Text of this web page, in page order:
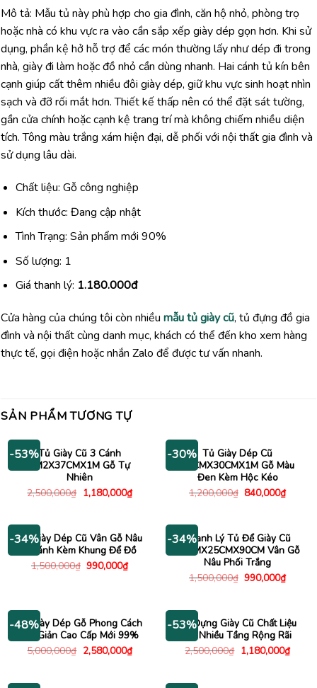
Mô tả: Mẫu tủ này phù hợp cho gia đình, căn hộ nhỏ, phòng trọ
hoặc nhà có khu vực ra vào cần sắp xếp giày dép gọn hơn. Khi sử
dụng, phần kệ hở hỗ trợ để các món thường lấy như dép đi trong
nhà, giày đi làm hoặc đồ nhỏ cần dùng nhanh. Hai cánh tủ kín bên
cạnh giúp cất thêm nhiều đôi giày dép, giữ khu vực sinh hoạt nhìn
sạch và đỡ rối mắt hơn. Thiết kế thấp nên có thể đặt sát tường,
gần cửa chính hoặc cạnh kệ trang trí mà không chiếm nhiều diện
tích. Tông màu trắng xám hiện đại, dễ phối với nội thất gia đình và
sử dụng lâu dài.
Chất liệu: Gỗ công nghiệp
Kích thước: Đang cập nhật
Tình Trạng: Sản phẩm mới 90%
Số lượng: 1
Giá thanh lý: 1.180.000đ
Cửa hàng của chúng tôi còn nhiều mẫu tủ giày cũ, tủ đựng đồ gia
đình và nội thất cùng danh mục, khách có thể đến kho xem hàng
thực tế, gọi điện hoặc nhắn Zalo để được tư vấn nhanh.
SẢN PHẨM TƯƠNG TỰ
-53%Tủ Giày Cũ 3 Cánh
1M2X37CMX1M Gỗ Tự
Nhiên
2,500,000₫ Giá
gốc
1,180,000₫Giá
hiện
1,180,000₫.
-30% Tủ Giày Dép Cũ
70CMX30CMX1M Gỗ Màu
Đen Kèm Hộc Kéo
1,200,000₫ Giá
840,000₫Giá
hiện
-34%
Tủ Giày Dép Cũ Vân Gỗ Nâu
2 Cánh Kèm Khung Để Đồ
1,500,000₫ Giá
990,000₫Giá
hiện
-34%Thanh Lý Tủ Để Giày Cũ
80CMX25CMX90CM Vân Gỗ
Nâu Phối Trắng
1,500,000₫ Giá
990,000₫Giá
hiện
-48%
Kệ Giày Dép Gỗ Phong Cách
Tối Giản Cao Cấp Mới 99%
5,000,000₫ Giá
gốc
2,580,000₫Giá
hiện
-53%
Tủ Đựng Giày Cũ Chất Liệu
Gỗ Nhiều Tầng Rộng Rãi
2,500,000₫ Giá
gốc
1,180,000₫Giá
hiện